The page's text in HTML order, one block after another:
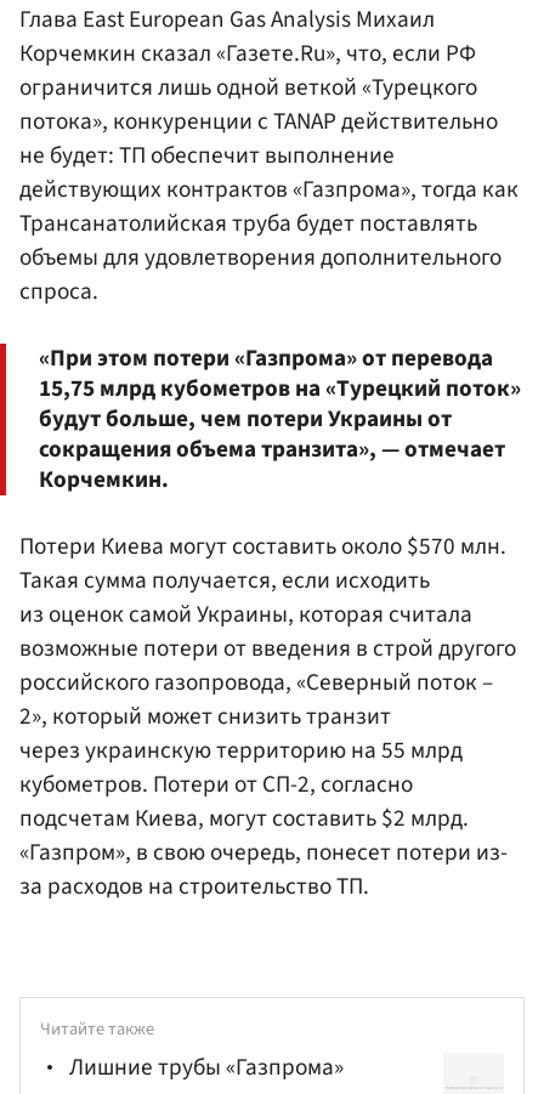
Глава East European Gas Analysis Михаил
Корчемкин сказал «Газете.Ru», что, если РФ
ограничится лишь одной веткой «Турецкого
потока», конкуренции с TANAP действительно
не будет: ТП обеспечит выполнение
действующих контрактов «Газпрома», тогда как
Трансанатолийская труба будет поставлять
объемы для удовлетворения дополнительного
спроса.
«При этом потери «Газпрома» от перевода
15,75 млрд кубометров на «Турецкий поток»
будут больше, чем потери Украины от
сокращения объема транзита», — отмечает
Корчемкин.
Потери Киева могут составить около $570 млн.
Такая сумма получается, если исходить
из оценок самой Украины, которая считала
возможные потери от введения в строй другого
российского газопровода, «Северный поток –
2», который может снизить транзит
через украинскую территорию на 55 млрд
кубометров. Потери от СП-2, согласно
подсчетам Киева, могут составить $2 млрд.
«Газпром», в свою очередь, понесет потери из-
за расходов на строительство ТП.
Читайте также
Лишние трубы «Газпрома»